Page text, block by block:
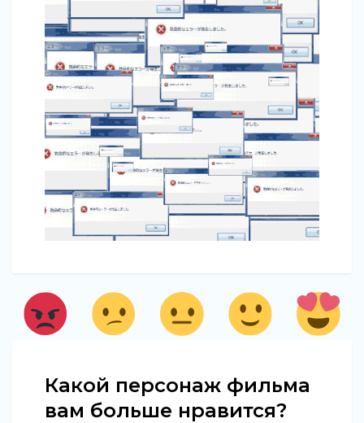
Какой персонаж фильма
вам больше нравится?